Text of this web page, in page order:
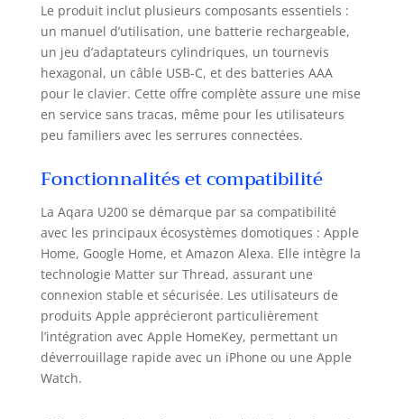
Routeur de Bordure Apple 2-en-1
requis), empreinte digitale
(Maximum 25), mot de passe, NFC
(non inclus et ne prend en charge
que la carte NFC Aqara), etc. Il est
également possible de commander
la serrure à l'aide de l'app, soit via le
permet la définition des mots de
passe temporaires, y compris ceux à
usage unique et périodique pour
faciliter le partage avec d'autres
personnes, ainsi que l’utilisation des
clés mécaniques pour les situations
d'urgence. [Montage Facile et
Compatibilité Étendue] Et assurez-
vous que votre serrure prend en
charge les fonctions d'urgence, avec
Le produit inclut plusieurs composants essentiels :
un manuel d’utilisation, une batterie rechargeable,
un jeu d’adaptateurs cylindriques, un tournevis
hexagonal, un câble USB-C, et des batteries AAA
pour le clavier. Cette offre complète assure une mise
en service sans tracas, même pour les utilisateurs
peu familiers avec les serrures connectées.
Fonctionnalités et compatibilité
La Aqara U200 se démarque par sa compatibilité
avec les principaux écosystèmes domotiques : Apple
Home, Google Home, et Amazon Alexa. Elle intègre la
technologie Matter sur Thread, assurant une
connexion stable et sécurisée. Les utilisateurs de
produits Apple apprécieront particulièrement
l’intégration avec Apple HomeKey, permettant un
déverrouillage rapide avec un iPhone ou une Apple
Watch.